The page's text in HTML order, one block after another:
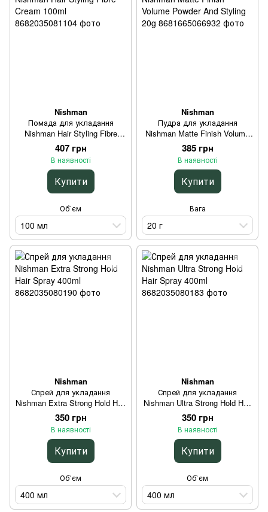
Nishman
Помада для укладання
Nishman Hair Styling Fibre
Cream 100ml
407 грн
В наявності
Купити
Об`єм
100 мл
Nishman
Пудра для укладання
Nishman Matte Finish Volume
Powder And Styling 20g
385 грн
В наявності
Купити
Вага
20 г
Nishman
Спрей для укладання
Nishman Extra Strong Hold Hair
Spray 400ml
350 грн
В наявності
Купити
Об`єм
400 мл
Nishman
Спрей для укладання
Nishman Ultra Strong Hold Hair
Spray 400ml
350 грн
В наявності
Купити
Об`єм
400 мл